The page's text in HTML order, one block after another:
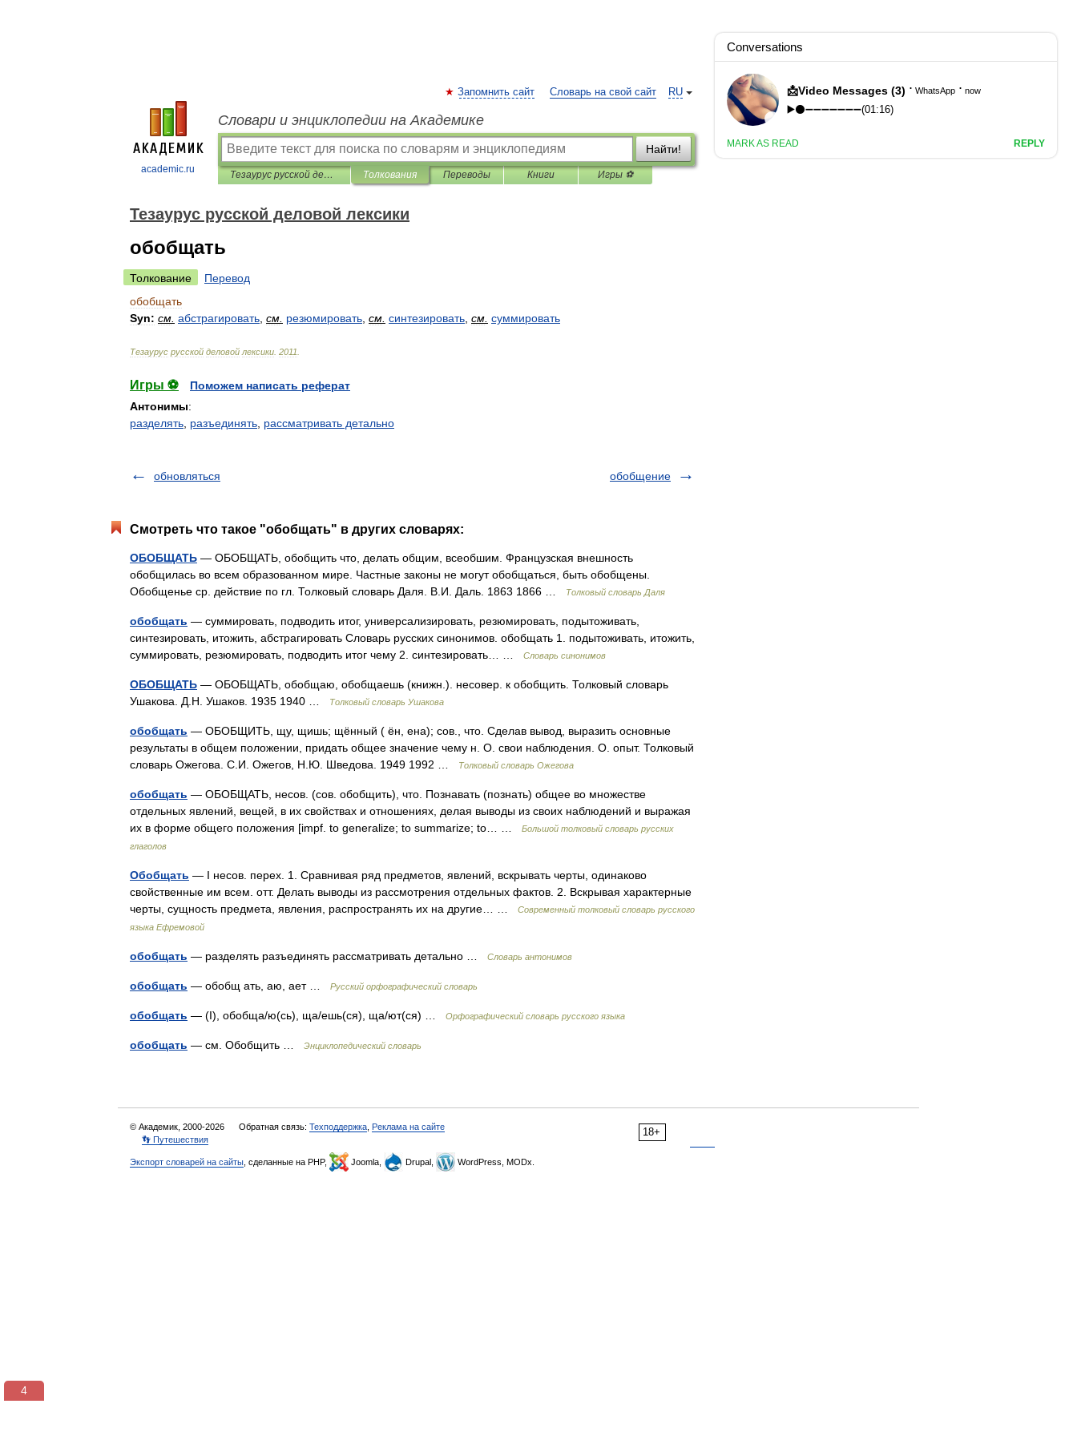
academic.ru
RU
Запомнить сайт Словарь на свой сайт
Словари и энциклопедии на Академике
Найти!
Тезаурус русской деловой лексики Толкования Переводы Книги Игры ⚽
Тезаурус русской деловой лексики
обобщать
Толкование
Перевод
обобщать
Syn: см абстрагировать см резюмировать см синтезировать см суммировать
Тезаурус русской деловой лексики 2011
Игры ⚽
Поможем написать реферат
Антонимы:
разделять разъединять рассматривать детально
обновляться обобщение
Смотреть что такое "обобщать" в других словарях:
ОБОБЩАТЬ — ОБОБЩАТЬ, обобщить что, делать общим, всеобшим. Французская внешность
обобщилась во всем образованном мире. Частные законы не могут обобщаться, быть обобщены.
Обобщенье ср. действие по гл. Толковый словарь Даля. В.И. Даль. 1863 1866 …
Толковый словарь Даля
обобщать — суммировать, подводить итог, универсализировать, резюмировать, подытоживать,
синтезировать, итожить, абстрагировать Словарь русских синонимов. обобщать 1. подытоживать, итожить,
суммировать, резюмировать, подводить итог чему 2. синтезировать… …
Словарь синонимов
ОБОБЩАТЬ — ОБОБЩАТЬ, обобщаю, обобщаешь (книжн.). несовер. к обобщить. Толковый словарь
Ушакова. Д.Н. Ушаков. 1935 1940 …
Толковый словарь Ушакова
обобщать — ОБОБЩИТЬ, щу, щишь; щённый ( ён, ена); сов., что. Сделав вывод, выразить основные
результаты в общем положении, придать общее значение чему н. О. свои наблюдения. О. опыт. Толковый
словарь Ожегова. С.И. Ожегов, Н.Ю. Шведова. 1949 1992 …
Толковый словарь Ожегова
обобщать — ОБОБЩАТЬ, несов. (сов. обобщить), что. Познавать (познать) общее во множестве
отдельных явлений, вещей, в их свойствах и отношениях, делая выводы из своих наблюдений и выражая
их в форме общего положения [impf. to generalize; to summarize; to… …
Большой толковый словарь русских
глаголов
Обобщать — I несов. перех. 1. Сравнивая ряд предметов, явлений, вскрывать черты, одинаково
свойственные им всем. отт. Делать выводы из рассмотрения отдельных фактов. 2. Вскрывая характерные
черты, сущность предмета, явления, распространять их на другие… …
Современный толковый словарь русского
языка Ефремовой
обобщать — разделять разъединять рассматривать детально … Словарь антонимов
обобщать — обобщ ать, аю, ает … Русский орфографический словарь
обобщать — (I), обобща/ю(сь), ща/ешь(ся), ща/ют(ся) … Орфографический словарь русского языка
обобщать — см. Обобщить … Энциклопедический словарь
18+
© Академик, 2000-2026 Обратная связь: Техподдержка Реклама на сайте
👣 Путешествия
Экспорт словарей на сайты , сделанные на PHP, Joomla, Drupal, WordPress, MODx.
3